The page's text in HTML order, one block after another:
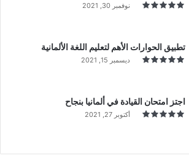
نوفمبر 30, 2021
تطبيق الحوارات الأهم لتعليم اللغة الألمانية
ديسمبر 15, 2021
اجتز امتحان القيادة في ألمانيا بنجاح
أكتوبر 27, 2021